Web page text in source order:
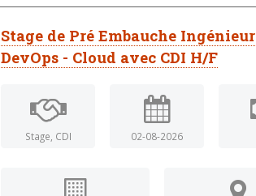
Stage de Pré Embauche Ingénieur
DevOps - Cloud avec CDI H/F
Stage, CDI 02-08-2026